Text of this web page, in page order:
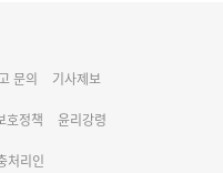
공모전 수상작 발표
문의 기사제보
호정책 윤리강령
처리인